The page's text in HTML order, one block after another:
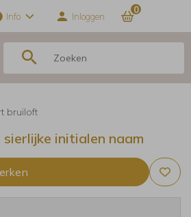
Info Inloggen
0
bruiloft
initialen naam